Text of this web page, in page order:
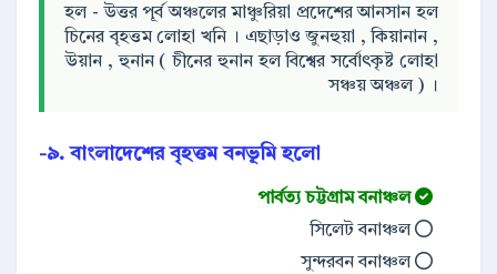
হল - উত্তর পূর্ব অঞ্চলের মাঞ্চুরিয়া প্রদেশের আনসান হল
চিনের বৃহত্তম লোহা খনি । এছাড়াও জুনহুয়া , কিয়ানান ,
উয়ান , হুনান ( চীনের হুনান হল বিশ্বের সর্বোৎকৃষ্ট লোহা
সঞ্চয় অঞ্চল ) ।
৯. বাংলাদেশের বৃহত্তম বনভূমি হলো-
পার্বত্য চট্টগ্রাম বনাঞ্চল
সিলেট বনাঞ্চল
সুন্দরবন বনাঞ্চল